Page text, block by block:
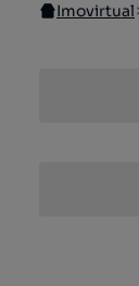
Imovirtual